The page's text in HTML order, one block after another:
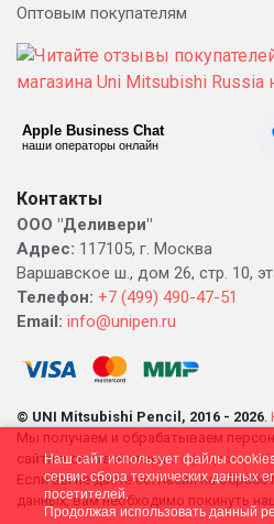
Оптовым покупателям
Контакты
ООО "Деливери"
Адрес: 117105, г. Москва
Варшавское ш., дом 26, стр. 10,
Телефон: +7 (499) 490-47-51
Email: info@unipen.ru
© UNI Mitsubishi Pencil, 2016 - 2026
Мы получаем и обрабатываем
сайта в соответствиис
Если вы не даете согласия на
данных, вам необходимо покинуть
Наш сайт использует файлы
сервис сбора технических данных
посетителей.
Продолжая использовать данный